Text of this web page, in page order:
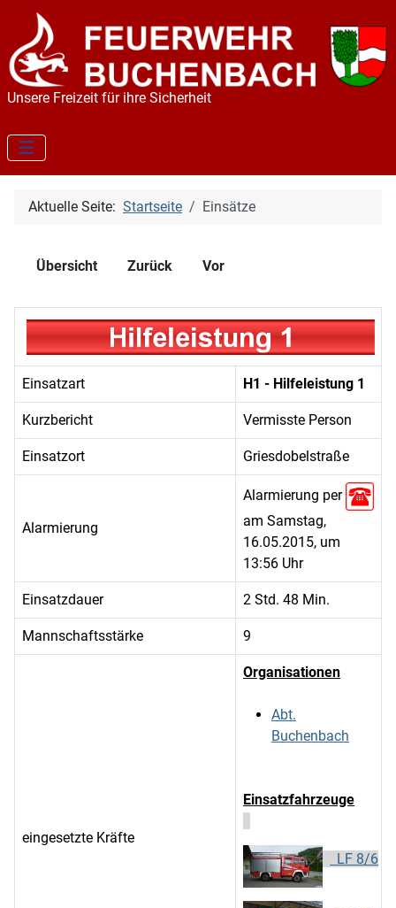
Unsere Freizeit für ihre Sicherheit
Aktuelle Seite: Startseite Einsätze
Übersicht Zurück Vor
Einsatzart H1 - Hilfeleistung 1
Kurzbericht Vermisste Person
Einsatzort Griesdobelstraße
Alarmierung
Alarmierung per
am Samstag,
16.05.2015, um
13:56 Uhr
Einsatzdauer 2 Std. 48 Min.
Mannschaftsstärke 9
eingesetzte Kräfte
Organisationen
Abt.
Buchenbach
Einsatzfahrzeuge
LF 8/6